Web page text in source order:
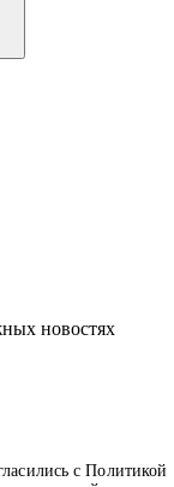
с Политикой
новостях